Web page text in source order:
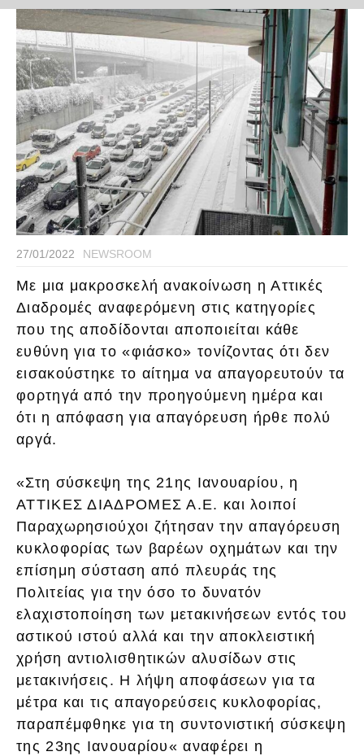
27/01/2022 NEWSROOM
Με μια μακροσκελή ανακοίνωση η Αττικές
Διαδρομές αναφερόμενη στις κατηγορίες
που της αποδίδονται αποποιείται κάθε
ευθύνη για το «φιάσκο» τονίζοντας ότι δεν
εισακούστηκε το αίτημα να απαγορευτούν τα
φορτηγά από την προηγούμενη ημέρα και
ότι η απόφαση για απαγόρευση ήρθε πολύ
αργά.
«Στη σύσκεψη της 21ης Ιανουαρίου, η
ΑΤΤΙΚΕΣ ΔΙΑΔΡΟΜΕΣ Α.Ε. και λοιποί
Παραχωρησιούχοι ζήτησαν την απαγόρευση
κυκλοφορίας των βαρέων οχημάτων και την
επίσημη σύσταση από πλευράς της
Πολιτείας για την όσο το δυνατόν
ελαχιστοποίηση των μετακινήσεων εντός του
αστικού ιστού αλλά και την αποκλειστική
χρήση αντιολισθητικών αλυσίδων στις
μετακινήσεις. Η λήψη αποφάσεων για τα
μέτρα και τις απαγορεύσεις κυκλοφορίας,
παραπέμφθηκε για τη συντονιστική σύσκεψη
της 23ης Ιανουαρίου« αναφέρει η